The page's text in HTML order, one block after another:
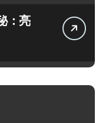
：亮